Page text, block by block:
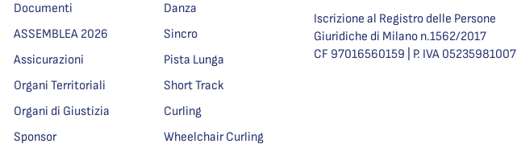
Documenti
ASSEMBLEA 2026
Assicurazioni
Organi Territoriali
Organi di Giustizia
Sponsor
Danza
Sincro
Pista Lunga
Short Track
Curling
Wheelchair Curling
Iscrizione al Registro delle Persone
Giuridiche di Milano n.1562/2017
CF 97016560159 | P. IVA 05235981007